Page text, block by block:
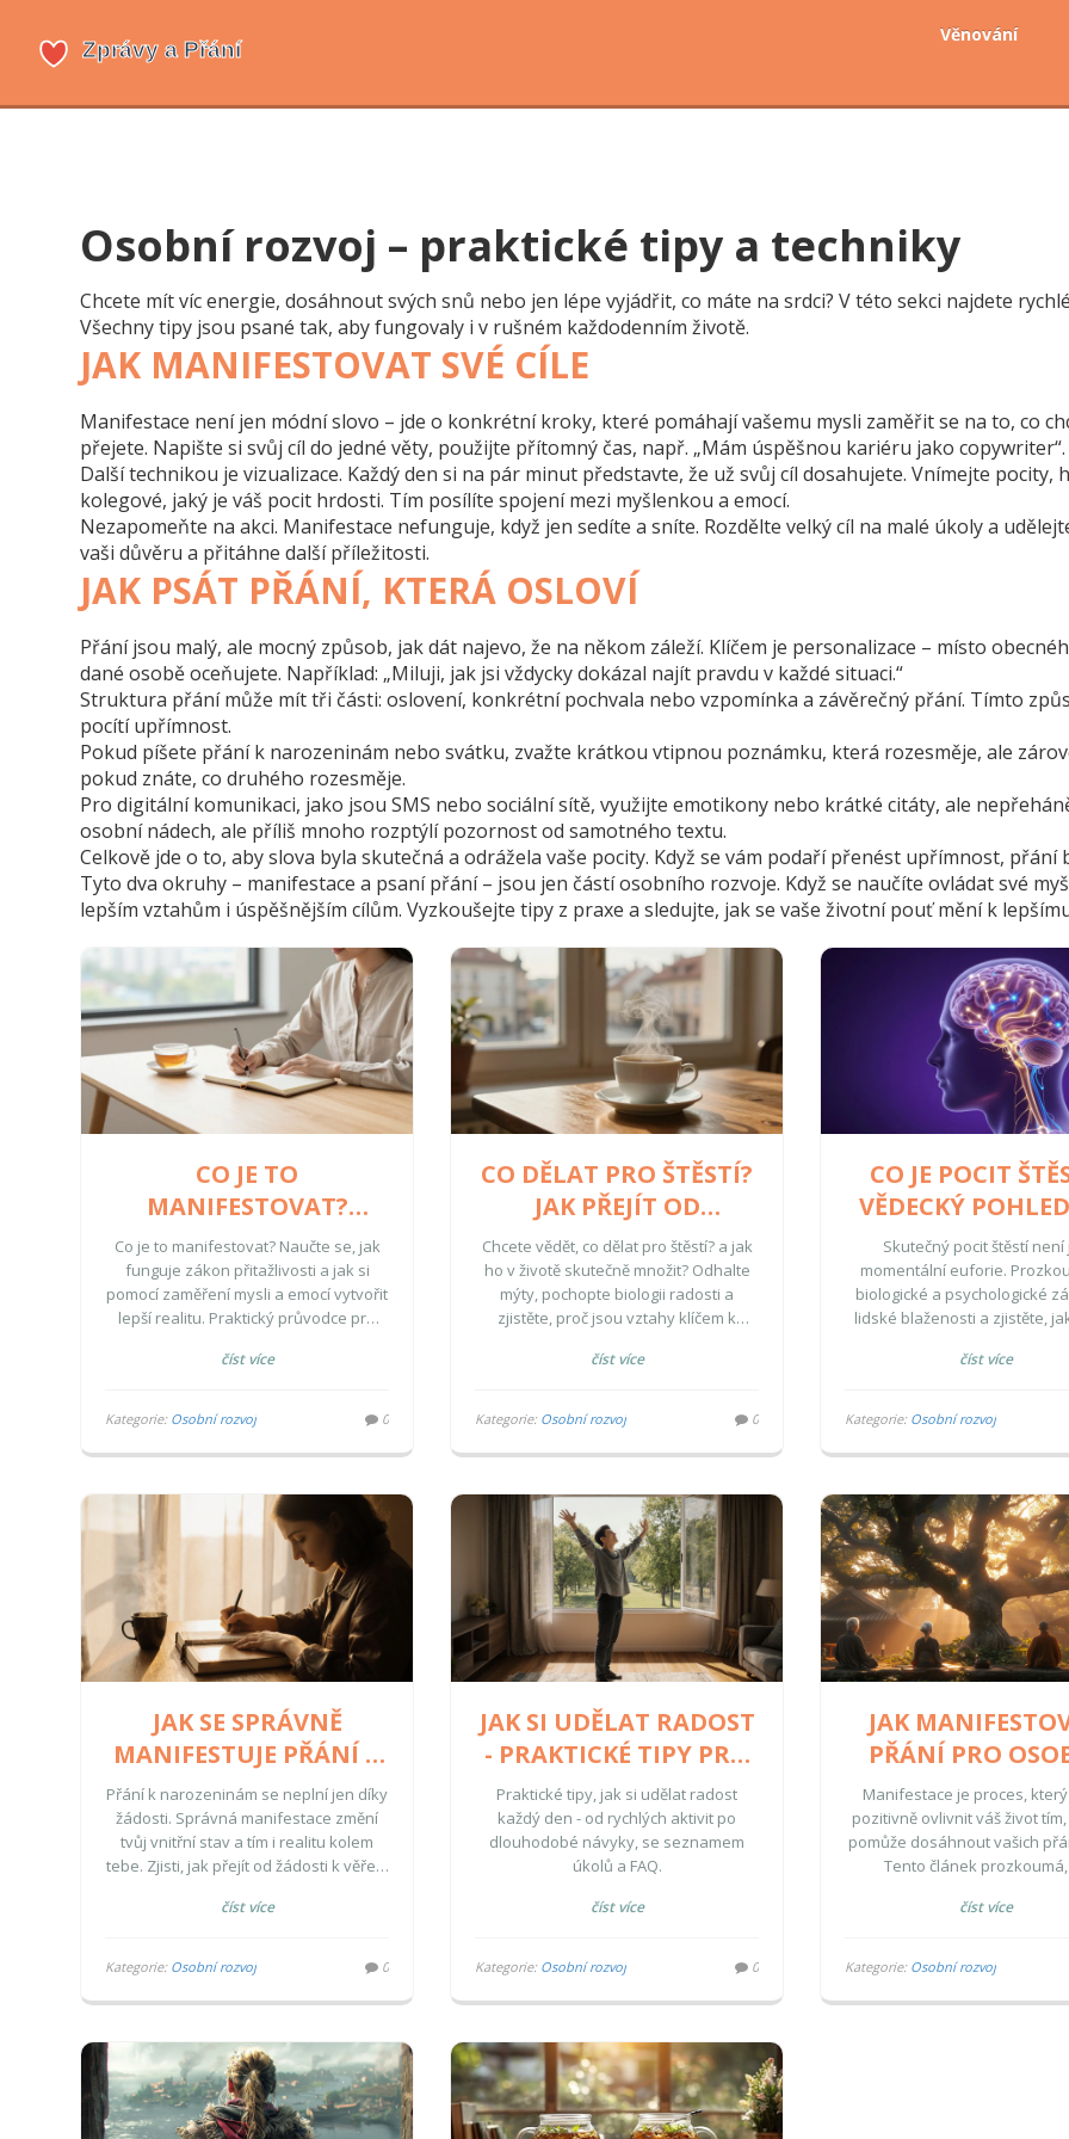
Věnování
Osobní rozvoj – praktické tipy a techniky
Chcete mít víc energie, dosáhnout svých snů nebo jen lépe vyjádřit, co máte na srdci? V této sekci najdete
Všechny tipy jsou psané tak, aby fungovaly i v rušném každodenním životě.
JAK MANIFESTOVAT SVÉ CÍLE
Manifestace není jen módní slovo – jde o konkrétní kroky, které pomáhají vašemu mysli zaměřit se na to, co
přejete. Napište si svůj cíl do jedné věty, použijte přítomný čas, např. „Mám úspěšnou kariéru jako copywriter“.
Další technikou je vizualizace. Každý den si na pár minut představte, že už svůj cíl dosahujete. Vnímejte
kolegové, jaký je váš pocit hrdosti. Tím posílíte spojení mezi myšlenkou a emocí.
Nezapomeňte na akci. Manifestace nefunguje, když jen sedíte a sníte. Rozdělte velký cíl na malé úkoly a
vaši důvěru a přitáhne další příležitosti.
JAK PSÁT PŘÁNÍ, KTERÁ OSLOVÍ
Přání jsou malý, ale mocný způsob, jak dát najevo, že na někom záleží. Klíčem je personalizace – místo
dané osobě oceňujete. Například: „Miluji, jak jsi vždycky dokázal najít pravdu v každé situaci.“
Struktura přání může mít tři části: oslovení, konkrétní pochvala nebo vzpomínka a závěrečný přání. Tímto
pocítí upřímnost.
Pokud píšete přání k narozeninám nebo svátku, zvažte krátkou vtipnou poznámku, která rozesměje, ale
pokud znáte, co druhého rozesměje.
Pro digitální komunikaci, jako jsou SMS nebo sociální sítě, využijte emotikony nebo krátké citáty, ale
osobní nádech, ale příliš mnoho rozptýlí pozornost od samotného textu.
Celkově jde o to, aby slova byla skutečná a odrážela vaše pocity. Když se vám podaří přenést upřímnost,
Tyto dva okruhy – manifestace a psaní přání – jsou jen částí osobního rozvoje. Když se naučíte ovládat své
lepším vztahům i úspěšnějším cílům. Vyzkoušejte tipy z praxe a sledujte, jak se vaše životní pouť mění k
CO JE TO
MANIFESTOVAT?
PRŮVODCE PRO
ZAČÁTEČNÍKY
Co je to manifestovat? Naučte se, jak
funguje zákon přitažlivosti a jak si
pomocí zaměření mysli a emocí vytvořit
lepší realitu. Praktický průvodce pro
číst více
Kategorie: Osobní rozvoj 0
CO DĚLAT PRO ŠTĚSTÍ?
JAK PŘEJÍT OD
PRÁZDNÝCH SLOV K
REALITĚ
Chcete vědět, co dělat pro štěstí? a jak
ho v životě skutečně množit? Odhalte
mýty, pochopte biologii radosti a
zjistěte, proč jsou vztahy klíčem k
číst více
Kategorie: Osobní rozvoj 0
CO JE POCIT
VĚDECKÝ
LIDSKOU
Skutečný pocit štěstí není
momentální euforie.
biologické a psychologické
lidské blaženosti a zjistěte,
číst více
Kategorie: Osobní rozvoj
JAK SE SPRÁVNĚ
MANIFESTUJE PŘÁNÍ K
NAROZENINÁM
Přání k narozeninám se neplní jen díky
žádosti. Správná manifestace změní
tvůj vnitřní stav a tím i realitu kolem
tebe. Zjisti, jak přejít od žádosti k věře a
číst více
Kategorie: Osobní rozvoj 0
JAK SI UDĚLAT RADOST
- PRAKTICKÉ TIPY PRO
KAŽDODENNÍ ŠTĚSTÍ
Praktické tipy, jak si udělat radost
každý den - od rychlých aktivit po
dlouhodobé návyky, se seznamem
úkolů a FAQ.
číst více
Kategorie: Osobní rozvoj 0
JAK
PŘÁNÍ PRO
RŮST:
TECHNIKY A
VÝZNAM
Manifestace je proces,
pozitivně ovlivnit váš život
pomůže dosáhnout vašich
Tento článek
účinně využívat. Nabídne
svého každodenního života, a
přizpůsobit tak, aby
číst více
Kategorie: Osobní rozvoj